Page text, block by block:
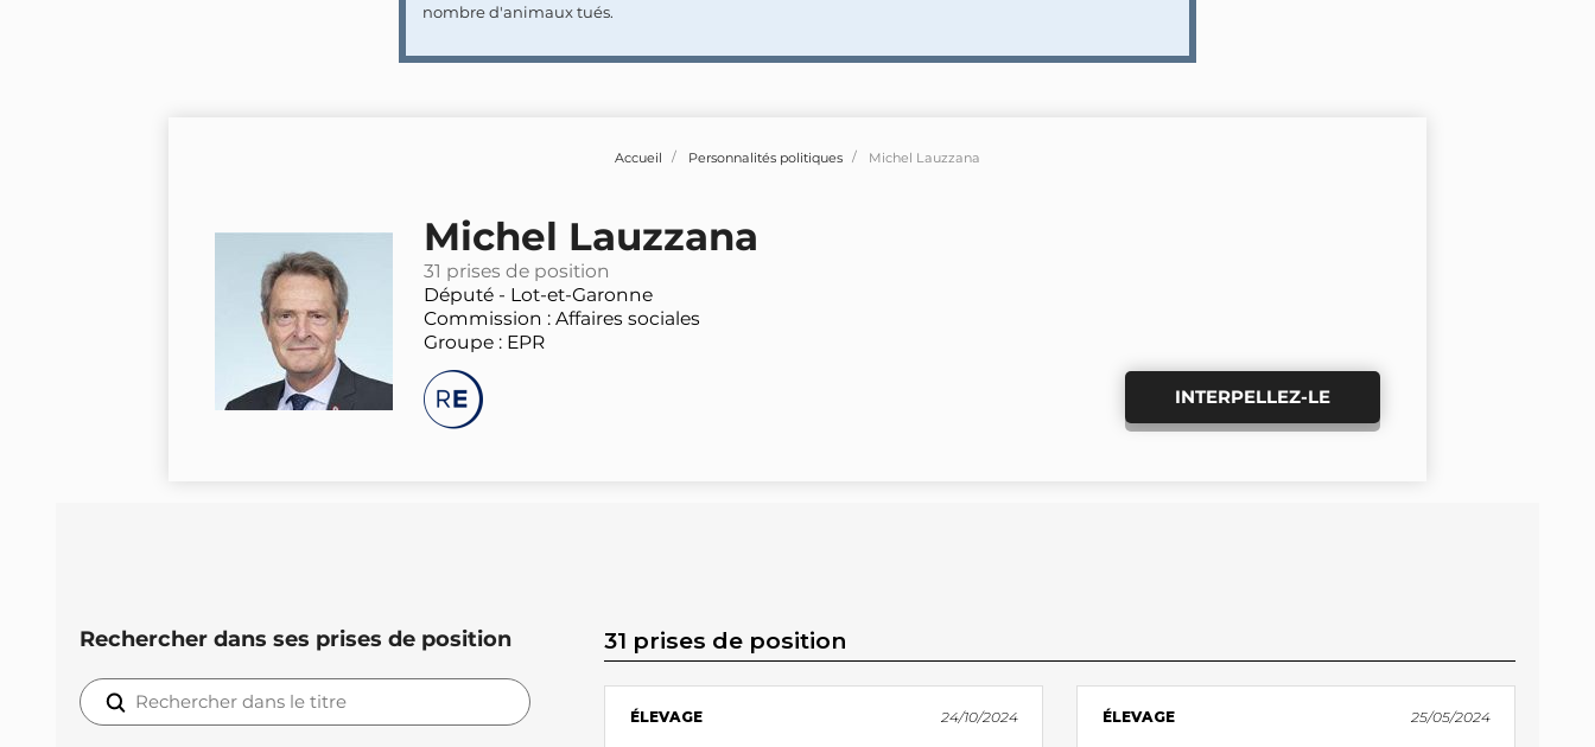
nombre d'animaux tués.
Accueil Personnalités politiques Michel Lauzzana
Michel Lauzzana
31 prises de position
Député - Lot-et-Garonne
Commission : Affaires sociales
Groupe : EPR
INTERPELLEZ-LE
Rechercher dans ses prises de position 31 prises de position
ÉLEVAGE 24/10/2024 ÉLEVAGE 25/05/2024